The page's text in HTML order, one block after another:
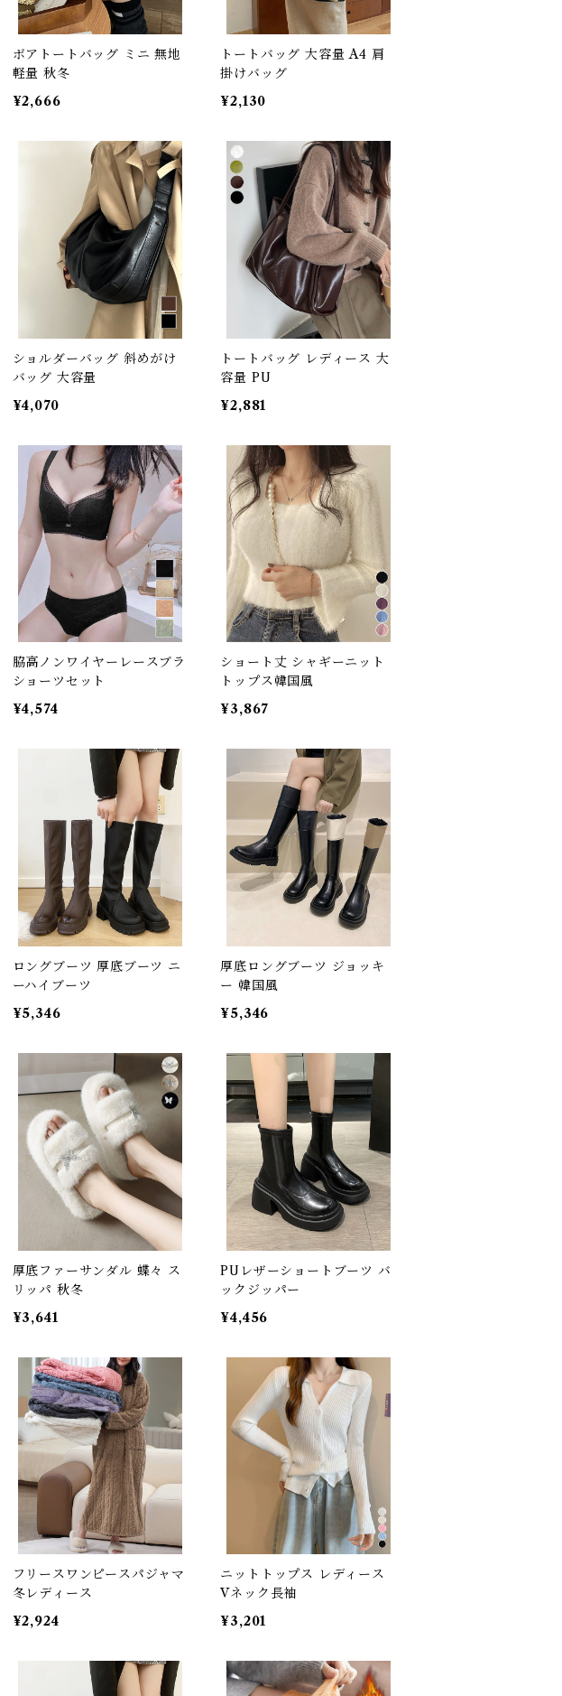
ボアトートバッグ ミニ 無地
軽量 秋冬
¥2,666
トートバッグ 大容量 A4 肩
掛けバッグ
¥2,130
ショルダーバッグ 斜めがけ
バッグ 大容量
¥4,070
トートバッグ レディース 大
容量 PU
¥2,881
脇高ノンワイヤーレースブラ
ショーツセット
¥4,574
ショート丈 シャギーニット
トップス韓国風
¥3,867
ロングブーツ 厚底ブーツ ニ
ーハイブーツ
¥5,346
厚底ロングブーツ ジョッキ
ー 韓国風
¥5,346
厚底ファーサンダル 蝶々 ス
リッパ 秋冬
¥3,641
PUレザーショートブーツ バ
ックジッパー
¥4,456
フリースワンピースパジャマ
冬レディース
¥2,924
ニットトップス レディース
Vネック長袖
¥3,201